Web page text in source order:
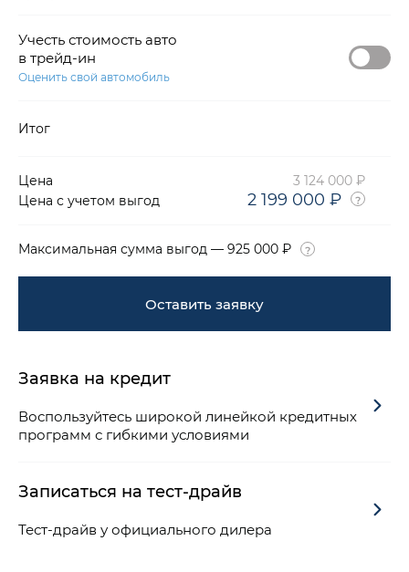
Учесть стоимость авто
в трейд-ин
Оценить свой автомобиль
Итог
Цена
3 124 000 ₽
Цена с учетом выгод
2 199 000 ₽
Максимальная сумма выгод — 925 000 ₽
Оставить заявку
Заявка на кредит
Воспользуйтесь широкой линейкой кредитных
программ с гибкими условиями
Записаться на тест-драйв
Тест-драйв у официального дилера